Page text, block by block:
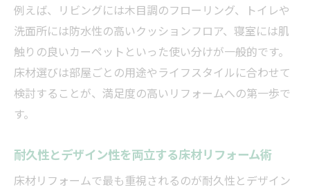
例えば、リビングには木目調のフローリング、トイレや
洗面所には防水性の高いクッションフロア、寝室には肌
触りの良いカーペットといった使い分けが一般的です。
床材選びは部屋ごとの用途やライフスタイルに合わせて
検討することが、満足度の高いリフォームへの第一歩で
す。
耐久性とデザイン性を両立する床材リフォーム術
床材リフォームで最も重視されるのが耐久性とデザイン